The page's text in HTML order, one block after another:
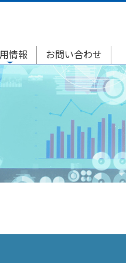
情報 お問い合わせ